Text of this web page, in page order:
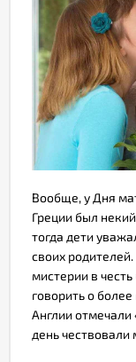
Вообще, у Дня
Греции был
тогда дети
своих
мистерии в
говорить о
Англии отмечали
день чествовали